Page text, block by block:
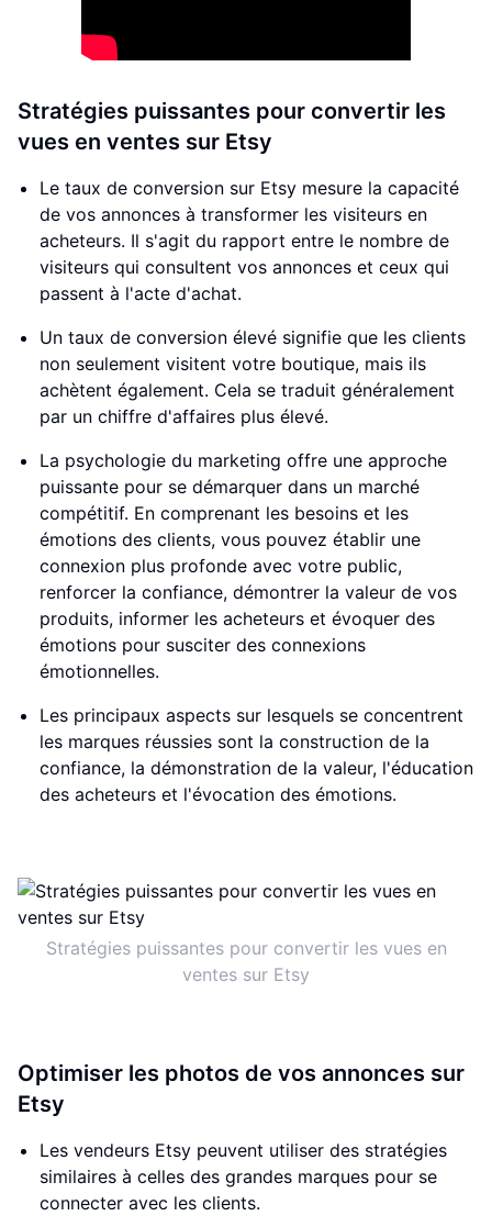
Stratégies puissantes pour convertir les
vues en ventes sur Etsy
Le taux de conversion sur Etsy mesure la capacité
de vos annonces à transformer les visiteurs en
acheteurs. Il s'agit du rapport entre le nombre de
visiteurs qui consultent vos annonces et ceux qui
passent à l'acte d'achat.
Un taux de conversion élevé signifie que les clients
non seulement visitent votre boutique, mais ils
achètent également. Cela se traduit généralement
par un chiffre d'affaires plus élevé.
La psychologie du marketing offre une approche
puissante pour se démarquer dans un marché
compétitif. En comprenant les besoins et les
émotions des clients, vous pouvez établir une
connexion plus profonde avec votre public,
renforcer la confiance, démontrer la valeur de vos
produits, informer les acheteurs et évoquer des
émotions pour susciter des connexions
émotionnelles.
Les principaux aspects sur lesquels se concentrent
les marques réussies sont la construction de la
confiance, la démonstration de la valeur, l'éducation
des acheteurs et l'évocation des émotions.
Stratégies puissantes pour convertir les vues en
ventes sur Etsy
Optimiser les photos de vos annonces sur
Etsy
Les vendeurs Etsy peuvent utiliser des stratégies
similaires à celles des grandes marques pour se
connecter avec les clients.